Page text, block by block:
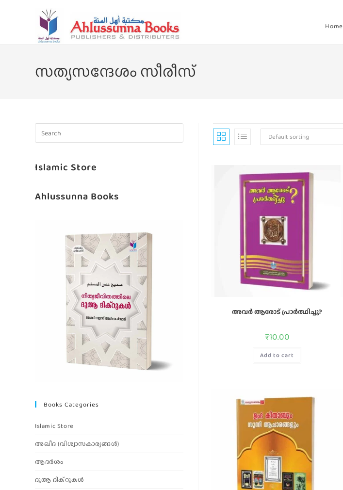
Home
സത്യസന്ദേശം സീരീസ്
Default sorting
അവര്‍ ആരോട്‌ പ്രാര്‍ത്ഥിച്ചു?
₹10.00
Add to cart
Islamic Store
Ahlussunna Books
Books Categories
Islamic Store
അഖീദ (വിശ്വാസകാര്യങ്ങള്‍)
ആദര്‍ശം
ദുആ ദിക്റുകൾ